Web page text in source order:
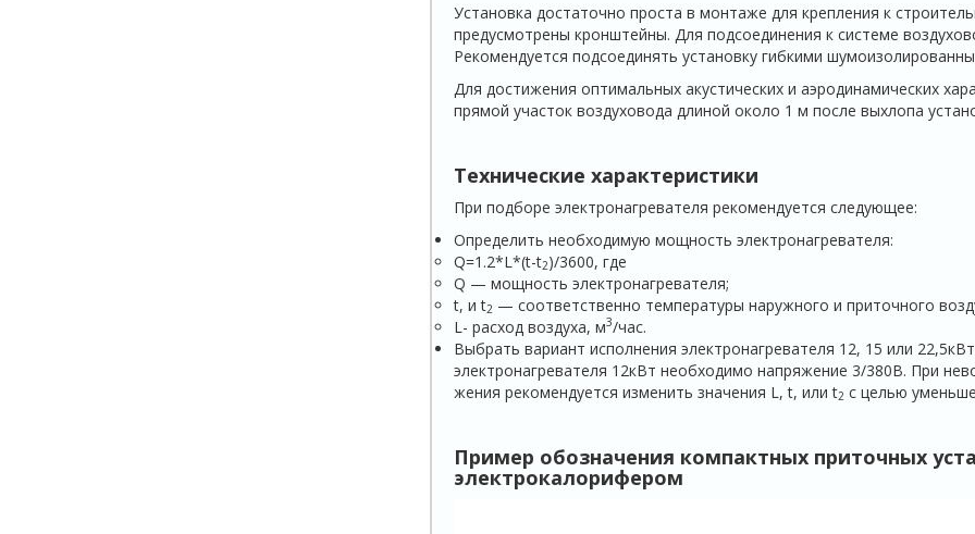
Установка достаточно проста в монтаже для крепления к
предусмотрены кронштейны. Для подсое­динения к системе
Рекоменду­ется подсоединять установку гибкими
Для достижения оптимальных акустических и аэродинамических
прямой участок воздуховода длиной около 1 м после выхлопа
Технические характеристики
При подборе электронагревателя рекомендуется следующее:
Определить необходимую мощность электронагревателя:
Q=1.2*L*(t-t2)/3600, где
Q — мощность электронагревателя;
t, и t2 — соответственно температуры наружного и приточного
L- расход воздуха, м3/час.
Выбрать вариант исполнения электронагревателя 12, 15 или
электронагревателя 12кВт необхо­димо напряжение 3/380В. При
жения рекомендуется изменить значения L, t, или t2 с целью
Пример обозначения компактных приточных
электрокалорифером